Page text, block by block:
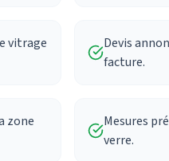
vitrage
Devis
facture.
zone
Mesures
verre.